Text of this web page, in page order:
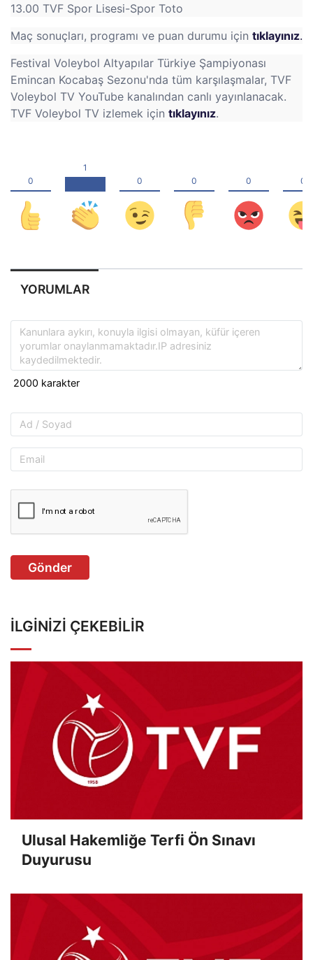
13.00 TVF Spor Lisesi-Spor Toto
Maç sonuçları, programı ve puan durumu için tıklayınız.
Festival Voleybol Altyapılar Türkiye Şampiyonası
Emincan Kocabaş Sezonu'nda tüm karşılaşmalar, TVF
Voleybol TV YouTube kanalından canlı yayınlanacak.
TVF Voleybol TV izlemek için tıklayınız.
YORUMLAR
Gönder
İLGINIZI ÇEKEBILIR
Ulusal Hakemliğe Terfi Ön Sınavı
Duyurusu